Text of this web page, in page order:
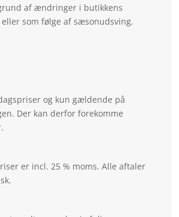
af ændringer i butikkens
som følge af sæsonudsving.
og kun gældende på
Der kan derfor forekomme
er incl. 25 % moms. Alle aftaler